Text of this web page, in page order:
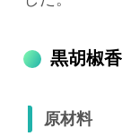
黒胡椒
原材料